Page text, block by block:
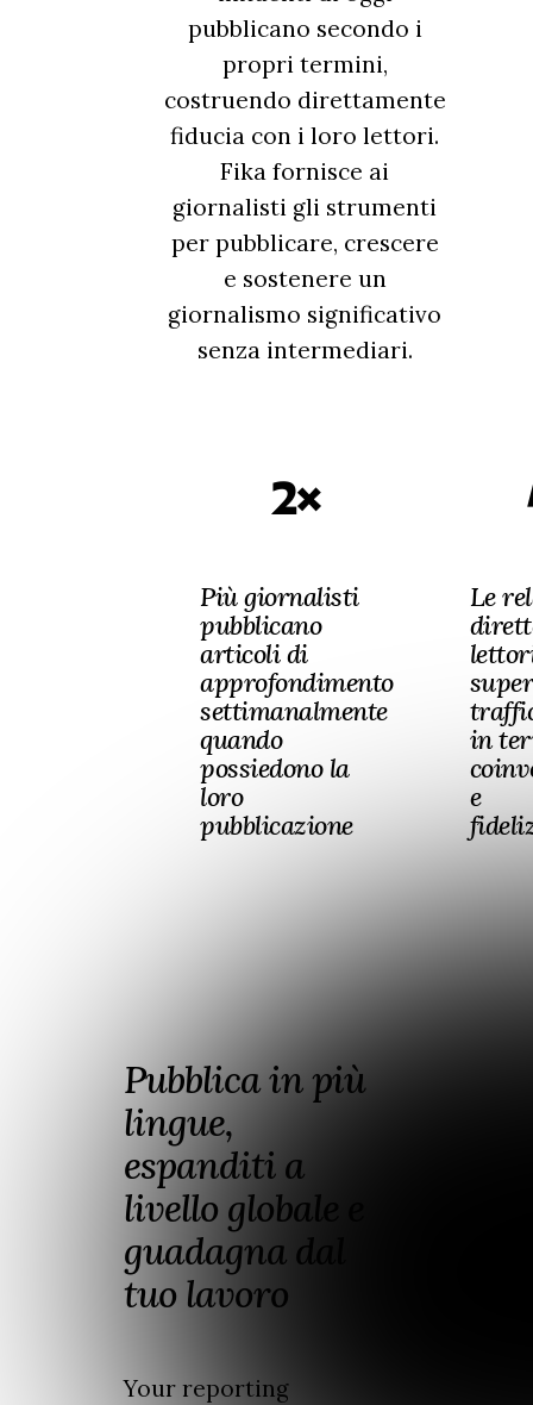
pubblicano secondo i
propri termini,
costruendo direttamente
fiducia con i loro lettori.
Fika fornisce ai
giornalisti gli strumenti
per pubblicare, crescere
e sostenere un
giornalismo significativo
senza intermediari.
2×
Più giornalisti
pubblicano
articoli di
approfondimento
settimanalmente
quando
possiedono la
loro
pubblicazione
Le
in
e
Pubblica in più
lingue,
espanditi a
livello globale e
guadagna dal
tuo lavoro
Your reporting